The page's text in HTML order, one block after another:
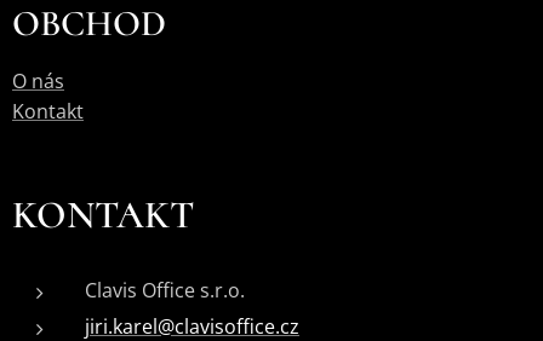
OBCHOD
O nás
Kontakt
KONTAKT
Clavis Office s.r.o.
jiri.karel@clavisoffice.cz